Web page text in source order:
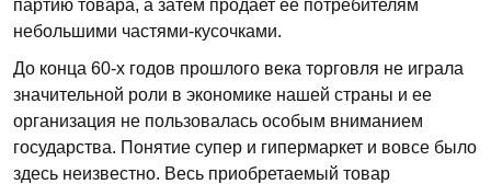
партию товара, а затем продает ее потребителям
небольшими частями-кусочками.
До конца 60-х годов прошлого века торговля не играла
значительной роли в экономике нашей страны и ее
организация не пользовалась особым вниманием
государства. Понятие супер и гипермаркет и вовсе было
здесь неизвестно. Весь приобретаемый товар